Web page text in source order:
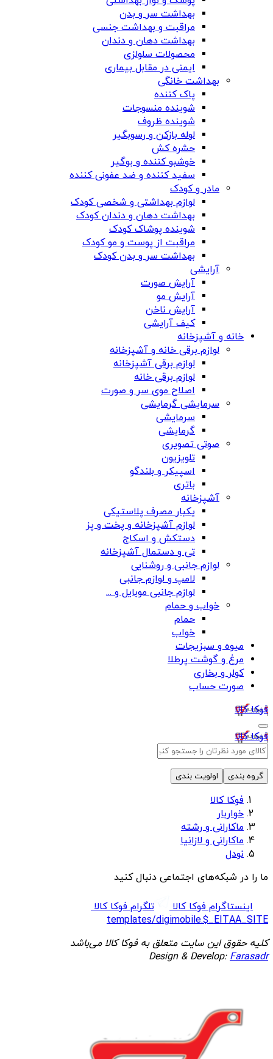
بهداشت سر و بدن
مراقبت و بهداشت جنسی
بهداشت دهان و دندان
محصولات سلولزی
ایمنی در مقابل بیماری
بهداشت خانگی
پاک کننده
شوینده منسوجات
شوینده ظروف
لوله بازکن و رسوبگیر
حشره کش
خوشبو کننده و بوگیر
سفید کننده و ضد عفونی کننده
مادر و کودک
لوازم بهداشتی و شخصی کودک
بهداشت دهان و دندان کودک
شوینده پوشاک کودک
مراقبت از پوست و مو کودک
بهداشت سر و بدن کودک
آرایشی
آرایش صورت
آرایش مو
آرایش ناخن
کیف آرایشی
خانه و آشپزخانه
لوازم برقی خانه و آشپزخانه
لوازم برقی آشپزخانه
لوازم برقی خانه
اصلاح موی سر و صورت
سرمایشی گرمایشی
سرمایشی
گرمایشی
صوتی تصویری
تلویزیون
اسپیکر و بلندگو
باتری
آشپزخانه
یکبار مصرف پلاستیکی
لوازم آشپزخانه و پخت و پز
دستکش و اسکاج
تی و دستمال آشپزخانه
لوازم جانبی و روشنایی
لامپ و لوازم جانبی
لوازم جانبی موبایل و ...
خواب و حمام
حمام
خواب
میوه و سبزیجات
مرغ و گوشت پرطلا
کولر و بخاری
صورت حساب
فوکا کالا
فوکا کالا
گروه بندی اولویت بندی
فوکا کالا
خواربار
ماکارانی و رشته
ماکارانی و لازانیا
نودل
ما را در شبکه‌های اجتماعی دنبال کنید
اینستاگرام فوکا کالا
تلگرام فوکا کالا
templates/digimobile.$_EITAA_SITE
کلیه حقوق این سایت متعلق به فوکا کالا می‌باشد
Design & Develop:Farasadr